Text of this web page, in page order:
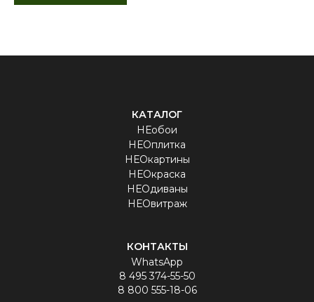
КАТАЛОГ
НЕобои
НЕОплитка
НЕОкартины
НЕОкраска
НЕОдиваны
НЕОвитраж
КОНТАКТЫ
WhatsApp
8 495 374-55-50
8 800 555-18-06